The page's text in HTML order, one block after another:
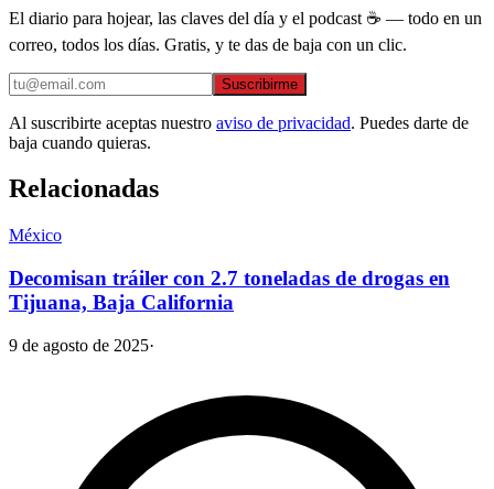
El diario para hojear, las claves del día y el podcast ☕ — todo en un
correo, todos los días. Gratis, y te das de baja con un clic.
Suscribirme
Al suscribirte aceptas nuestro aviso de privacidad. Puedes darte de
baja cuando quieras.
Relacionadas
México
Decomisan tráiler con 2.7 toneladas de drogas en
Tijuana, Baja California
9 de agosto de 2025·